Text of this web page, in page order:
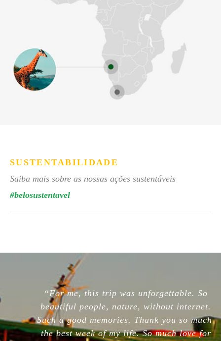
SUSTENTABILIDADE
Saiba mais sobre as nossas ações sustentáveis
#belosustentavel
“For me, this trip was unforgettable. So
beautiful people, nature, without internet.
Such a good memories. Thank you so much,
the best week of my life. So much love for